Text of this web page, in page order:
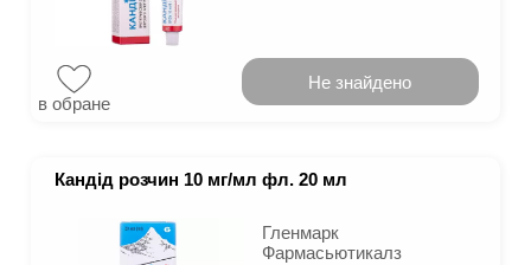
в обране
Не знайдено
Кандід розчин 10 мг/мл фл. 20 мл
Гленмарк
Фармасьютикалз